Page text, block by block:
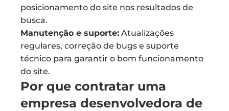
posicionamento do site nos resultados de
busca.
Manutenção e suporte: Atualizações
regulares, correção de bugs e suporte
técnico para garantir o bom funcionamento
do site.
Por que contratar uma
empresa desenvolvedora de